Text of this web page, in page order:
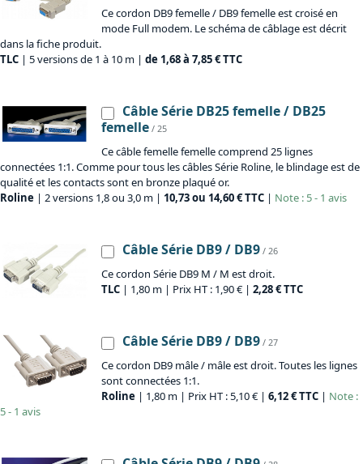
Ce cordon DB9 femelle / DB9 femelle est croisé en
mode Full modem. Le schéma de câblage est décrit
dans la fiche produit.
TLC | 5 versions de 1 à 10 m | de 1,68 à 7,85 € TTC
Câble Série DB25 femelle / DB25
femelle / 25
Ce câble femelle femelle comprend 25 lignes
connectées 1:1. Comme pour tous les câbles Série Roline, le blindage est de
qualité et les contacts sont en bronze plaqué or.
Roline | 2 versions 1,8 ou 3,0 m | 10,73 ou 14,60 € TTC | Note : 5 - 1 avis
Câble Série DB9 / DB9 / 26
Ce cordon Série DB9 M / M est droit.
TLC | 1,80 m | Prix HT : 1,90 € | 2,28 € TTC
Câble Série DB9 / DB9 / 27
Ce cordon DB9 mâle / mâle est droit. Toutes les lignes
sont connectées 1:1.
Roline | 1,80 m | Prix HT : 5,10 € | 6,12 € TTC | Note :
5 - 1 avis